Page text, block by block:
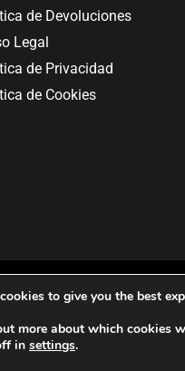
de Devoluciones
Legal
de Privacidad
de Cookies
© 2025. All rights
to give you the best
more about which cookies
in settings.